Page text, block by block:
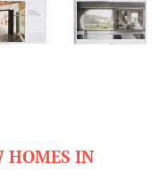
HOMES IN